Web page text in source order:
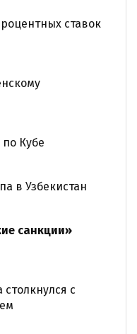
ставок
Кубе
в Узбекистан
санкции»
с